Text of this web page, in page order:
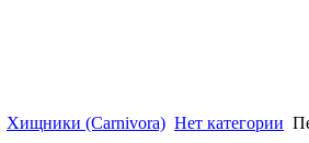
Хищники (Carnivora) Нет категории